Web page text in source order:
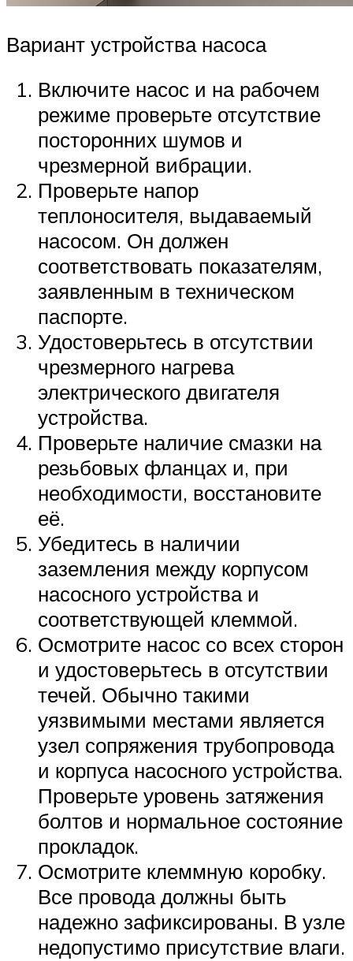
Вариант устройства насоса
Включите насос и на рабочем
режиме проверьте отсутствие
посторонних шумов и
чрезмерной вибрации.
Проверьте напор
теплоносителя, выдаваемый
насосом. Он должен
соответствовать показателям,
заявленным в техническом
паспорте.
Удостоверьтесь в отсутствии
чрезмерного нагрева
электрического двигателя
устройства.
Проверьте наличие смазки на
резьбовых фланцах и, при
необходимости, восстановите
её.
Убедитесь в наличии
заземления между корпусом
насосного устройства и
соответствующей клеммой.
Осмотрите насос со всех сторон
и удостоверьтесь в отсутствии
течей. Обычно такими
уязвимыми местами является
узел сопряжения трубопровода
и корпуса насосного устройства.
Проверьте уровень затяжения
болтов и нормальное состояние
прокладок.
Осмотрите клеммную коробку.
Все провода должны быть
надежно зафиксированы. В узле
недопустимо присутствие влаги.